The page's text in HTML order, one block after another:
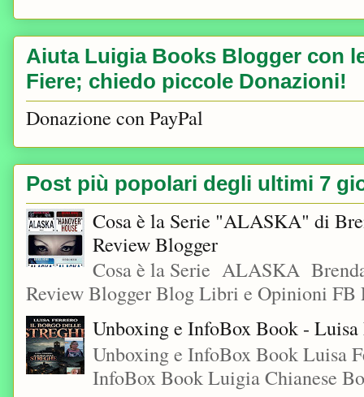
Aiuta Luigia Books Blogger con
Fiere; chiedo piccole Donazioni!
Donazione con PayPal
Post più popolari degli ultimi 7
Cosa è la Serie "ALASKA" di
Review Blogger
Cosa è la Serie ALASKA
Review Blogger Blog Libri e Opinioni
Unboxing e InfoBox Book -
Unboxing e InfoBox Book Luisa
InfoBox Book Luigia Chianese